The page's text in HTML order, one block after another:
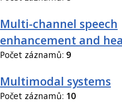
Multi-channel speech
enhancement and
Počet záznamů: 9
Multimodal systems
Počet záznamů: 10